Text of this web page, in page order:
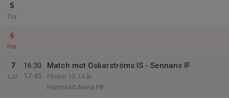
5
Tor
6
Fre
7
Lör
16:30
17:45
Match mot Oskarströms IS - Sennans IF
Flickor 13-14 år
Halmstad Arena P8